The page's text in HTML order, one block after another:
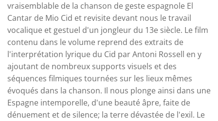
vraisemblable de la chanson de geste espagnole El
Cantar de Mio Cid et revisite devant nous le travail
vocalique et gestuel d'un jongleur du 13e siècle. Le film
contenu dans le volume reprend des extraits de
l'interprétation lyrique du Cid par Antoni Rossell en y
ajoutant de nombreux supports visuels et des
séquences filmiques tournées sur les lieux mêmes
évoqués dans la chanson. Il nous plonge ainsi dans une
Espagne intemporelle, d'une beauté âpre, faite de
dénuement et de silence; la terre dévastée de l'exil. Le